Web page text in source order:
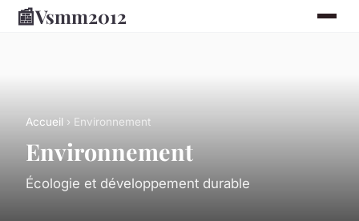
📰Vsmm2012
Accueil › Environnement
Environnement
Écologie et développement durable